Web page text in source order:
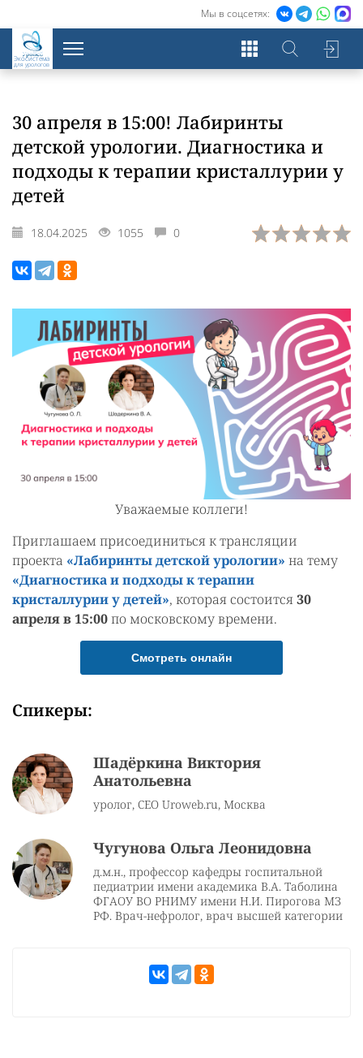
Мы в соцсетях:
Экосистема
для урологов
30 апреля в 15:00! Лабиринты
детской урологии. Диагностика и
подходы к терапии кристаллурии у
детей
18.04.2025 1055 0
Уважаемые коллеги!
Приглашаем присоединиться к трансляции
проекта «Лабиринты детской урологии» на тему
«Диагностика и подходы к терапии
кристаллурии у детей», которая состоится30
апреля в 15:00по московскому времени.
Смотреть онлайн
Спикеры:
Шадёркина Виктория
Анатольевна
уролог, CEO Uroweb.ru, Москва
Чугунова Ольга Леонидовна
д.м.н., профессор кафедры госпитальной
педиатрии имени академика В.А. Таболина
ФГАОУ ВО РНИМУ имени Н.И. Пирогова МЗ
РФ. Врач-нефролог, врач высшей категории